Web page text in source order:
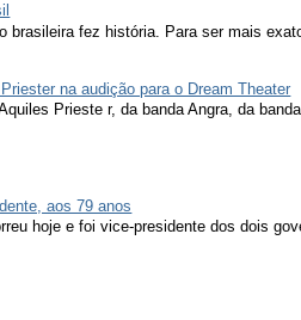
brasileira fez história. Para ser mais
na audição para o Dream Theater
Prieste r, da banda Angra, da
aos 79 anos
hoje e foi vice-presidente dos dois